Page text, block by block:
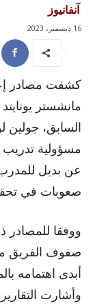
آنفانيوز
16 ديسمبر، 2023
كشفت مصادر
مانشستر
السابق، جولين
مسؤولية تدريب
عن بديل
صعوبات في
ووفقا للمصادر
صفوف الفريق
أبدى اهتمامه
وأشارت